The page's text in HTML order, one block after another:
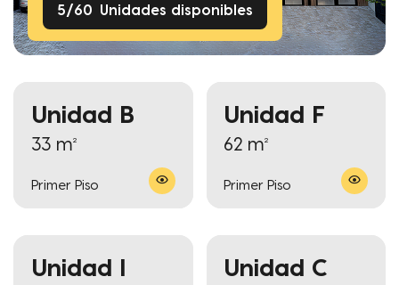
5/60 Unidades disponibles
Unidad B
33 m²
Primer Piso
Unidad F
62 m²
Primer Piso
Unidad I Unidad C